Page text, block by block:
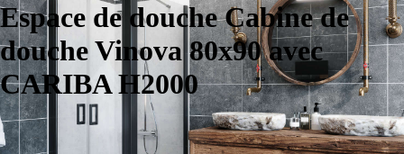
Espace de douche Cabine de
douche Vinova 80x90 avec
CARIBA H2000